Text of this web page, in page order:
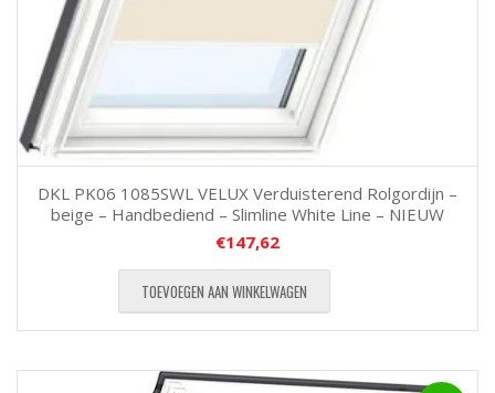
DKL PK06 1085SWL VELUX Verduisterend Rolgordijn –
beige – Handbediend – Slimline White Line – NIEUW
€147,62
TOEVOEGEN AAN WINKELWAGEN